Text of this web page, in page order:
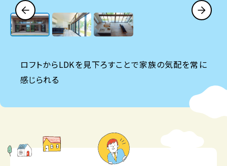
ロフトからLDKを見下ろすことで家族の気配を常に
感じられる